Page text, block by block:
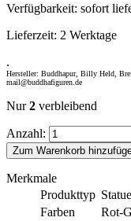
Verfügbarkeit: sofort
Lieferzeit: 2 Werktage
.
Hersteller: Buddhapur, Billy Held,
mail@buddhafiguren.de
Nur2 verbleibend
Anzahl:
Zum Warenkorb
Merkmale
Produkttyp Statue
Farben
Rot-